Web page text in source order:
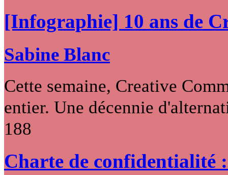
[Infographie] 10 ans de
Sabine Blanc
Cette semaine, Creative
entier. Une décennie
188
Charte de confidentialité